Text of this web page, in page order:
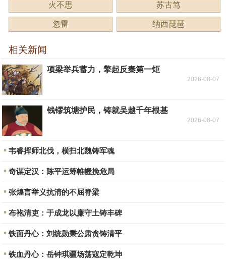
火不思 苏古笃
忽雷 纳西琵琶
相关新闻
项梁举兵蓄力，擎起反秦第一炬
2026-08-07
钱镠筑塘护民，铸就吴越千年根基
2026-08-07
韦睿挥师北伐，横扫北魏铸军魂
奇谋定汉：陈平运筹帷幄挽危局
张煌言举义抗清的不屈脊梁
布袍清吏：于成龙以廉守土铸丰碑
铁面丹心：刘统勋秉公肃贪铸清平
铁血丹心：岳钟琪疆场荡寇定乾坤